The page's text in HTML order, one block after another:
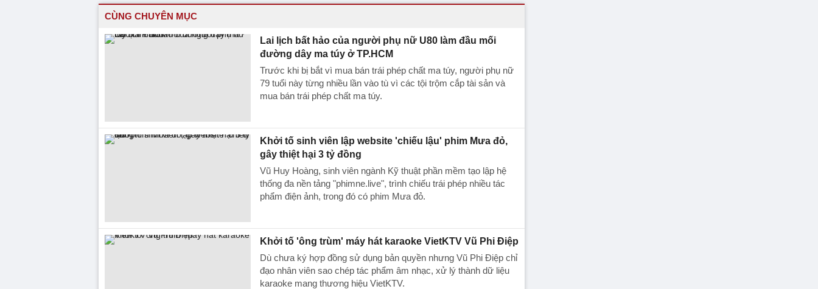
CÙNG CHUYÊN MỤC
Lai lịch bất hảo của người phụ nữ U80 làm đầu mối
đường dây ma túy ở TP.HCM
Trước khi bị bắt vì mua bán trái phép chất ma túy, người phụ nữ
79 tuổi này từng nhiều lần vào tù vì các tội trộm cắp tài sản và
mua bán trái phép chất ma túy.
Khởi tố sinh viên lập website 'chiếu lậu' phim Mưa đỏ,
gây thiệt hại 3 tỷ đồng
Vũ Huy Hoàng, sinh viên ngành Kỹ thuật phần mềm tạo lập hệ
thống đa nền tảng "phimne.live", trình chiếu trái phép nhiều tác
phẩm điện ảnh, trong đó có phim Mưa đỏ.
Khởi tố 'ông trùm' máy hát karaoke VietKTV Vũ Phi Điệp
Dù chưa ký hợp đồng sử dụng bản quyền nhưng Vũ Phi Điệp chỉ
đạo nhân viên sao chép tác phẩm âm nhạc, xử lý thành dữ liệu
karaoke mang thương hiệu VietKTV.